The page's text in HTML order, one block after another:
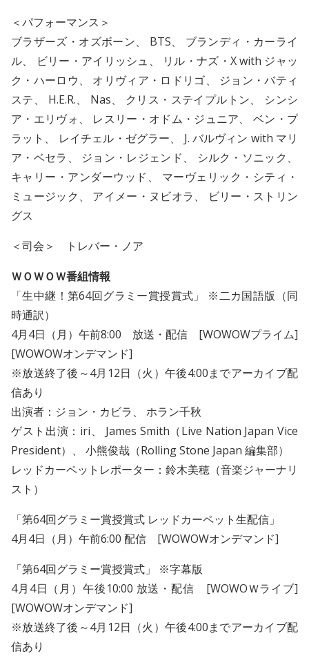
＜パフォーマンス＞
ブラザーズ・オズボーン、 BTS、 ブランディ・カーライ
ル、 ビリー・アイリッシュ、 リル・ナズ・X with ジャッ
ク・ハーロウ、 オリヴィア・ロドリゴ、 ジョン・バティ
ステ、 H.E.R.、 Nas、 クリス・ステイプルトン、 シンシ
ア・エリヴォ、 レスリー・オドム・ジュニア、 ベン・プ
ラット、 レイチェル・ゼグラー、 J. バルヴィン with マリ
ア・ベセラ、 ジョン・レジェンド、 シルク・ソニック、
キャリー・アンダーウッド、 マーヴェリック・シティ・
ミュージック、 アイメー・ヌビオラ、 ビリー・ストリン
グス
＜司会＞ トレバー・ノア
ＷＯＷＯＷ番組情報
「生中継！第64回グラミー賞授賞式」 ※二カ国語版（同
時通訳）
4月4日（月）午前8:00 放送・配信 [WOWOWプライム]
[WOWOWオンデマンド]
※放送終了後～4月12日（火）午後4:00までアーカイブ配
信あり
出演者：ジョン・カビラ、 ホラン千秋
ゲスト出演：iri、 James Smith（Live Nation Japan Vice
President）、 小熊俊哉（Rolling Stone Japan 編集部）
レッドカーペットレポーター：鈴木美穂（音楽ジャーナリ
スト）
「第64回グラミー賞授賞式 レッドカーペット生配信」
4月4日（月）午前6:00 配信 [WOWOWオンデマンド]
「第64回グラミー賞授賞式」 ※字幕版
4月4日（月）午後10:00 放送・配信 [WOWOＷライブ]
[WOWOWオンデマンド]
※放送終了後～4月12日（火）午後4:00までアーカイブ配
信あり